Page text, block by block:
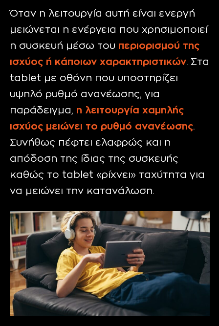
Όταν η λειτουργία αυτή είναι ενεργή
μειώνεται η ενέργεια που χρησιμοποιεί
η συσκευή μέσω του περιορισμού της
ισχύος ή κάποιων χαρακτηριστικών. Στα
tablet με οθόνη που υποστηρίζει
υψηλό ρυθμό ανανέωσης, για
παράδειγμα, η λειτουργία χαμηλής
ισχύος μειώνει το ρυθμό ανανέωσης.
Συνήθως πέφτει ελαφρώς και η
απόδοση της ίδιας της συσκευής
καθώς το tablet «ρίχνει» ταχύτητα για
να μειώνει την κατανάλωση.